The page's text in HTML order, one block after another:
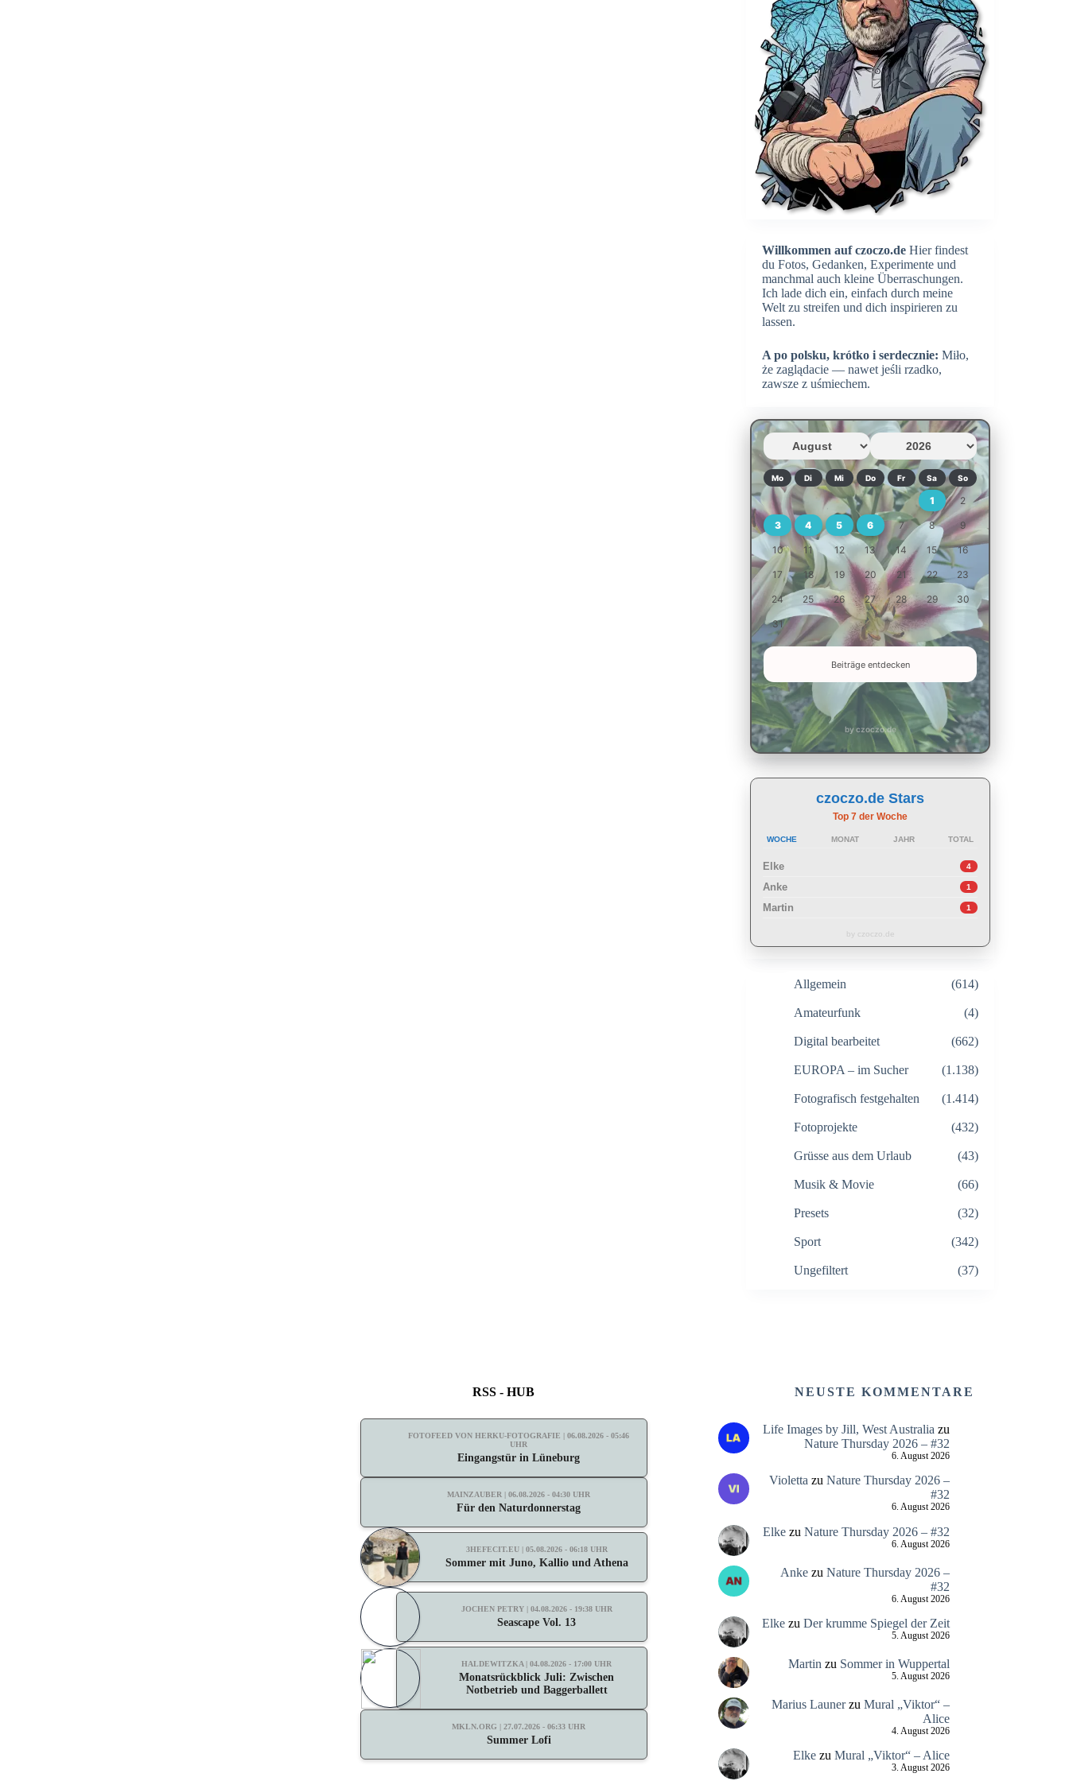
Willkommen auf czoczo.de Hier findest
du Fotos, Gedanken, Experimente und
manchmal auch kleine Überraschungen.
Ich lade dich ein, einfach durch meine
Welt zu streifen und dich inspirieren zu
lassen.
A po polsku, krótko i serdecznie: Miło,
że zaglądacie — nawet jeśli rzadko,
zawsze z uśmiechem.
Mo Di Mi Do Fr Sa So
1 2
3 4 5 6 7 8 9
10 11 12 13 14 15 16
17 18 19 20 21 22 23
24 25 26 27 28 29 30
31
Beiträge entdecken
by czoczo.de
czoczo.de Stars
Top 7 der Woche
WOCHE MONAT JAHR TOTAL
Elke 4
Anke 1
Martin 1
by czoczo.de
Allgemein (614)
Amateurfunk (4)
Digital bearbeitet (662)
EUROPA – im Sucher (1.138)
Fotografisch festgehalten (1.414)
Fotoprojekte (432)
Grüsse aus dem Urlaub (43)
Musik & Movie (66)
Presets (32)
Sport (342)
Ungefiltert (37)
RSS - HUB
FOTOFEED VON HERKU-FOTOGRAFIE | 06.08.2026 - 05:46
UHR
Eingangstür in Lüneburg
MAINZAUBER | 06.08.2026 - 04:30 UHR
Für den Naturdonnerstag
3HEFECIT.EU | 05.08.2026 - 06:18 UHR
Sommer mit Juno, Kallio und Athena
JOCHEN PETRY | 04.08.2026 - 19:38 UHR
Seascape Vol. 13
HALDEWITZKA | 04.08.2026 - 17:00 UHR
Monatsrückblick Juli: Zwischen
Notbetrieb und Baggerballett
MKLN.ORG | 27.07.2026 - 06:33 UHR
Summer Lofi
NEUSTE KOMMENTARE
Life Images by Jill, West Australia zu
Nature Thursday 2026 – #32
6. August 2026
Violetta zu Nature Thursday 2026 –
#32
6. August 2026
Elkezu Nature Thursday 2026 – #32
6. August 2026
Ankezu Nature Thursday 2026 –
#32
6. August 2026
Elkezu Der krumme Spiegel der Zeit
5. August 2026
Martin zu Sommer in Wuppertal
5. August 2026
Marius Launerzu Mural „Viktor“ –
Alice
4. August 2026
Elkezu Mural „Viktor“ – Alice
3. August 2026